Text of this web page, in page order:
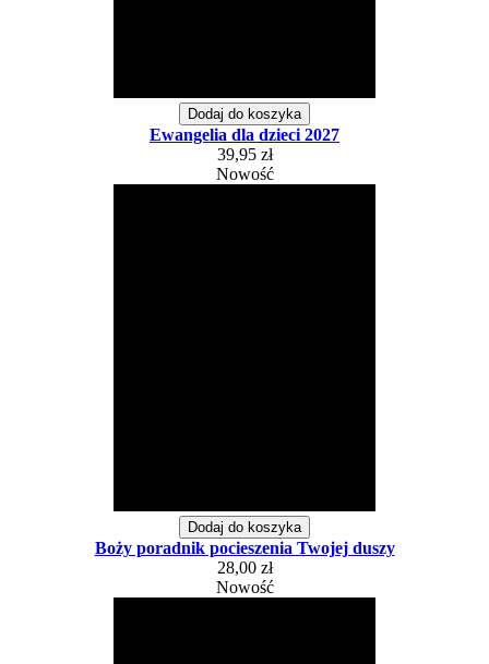
Dodaj do koszyka
Ewangelia dla dzieci 2027
39,95 zł
Nowość
Dodaj do koszyka
Boży poradnik pocieszenia Twojej duszy
28,00 zł
Nowość